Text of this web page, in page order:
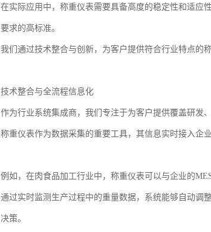
在实际应用中，称重仪表需要具备高度的稳定性和适应
要求的高标准。
我们通过技术整合与创新，为客户提供符合行业特点的
技术整合与全流程信息化
作为行业系统集成商，我们专注于为客户提供覆盖研发
称重仪表作为数据采集的重要工具，其信息实时接入企
例如，在肉食品加工行业中，称重仪表可以与企业的
通过实时监测生产过程中的重量数据，系统能够自动调
决策。